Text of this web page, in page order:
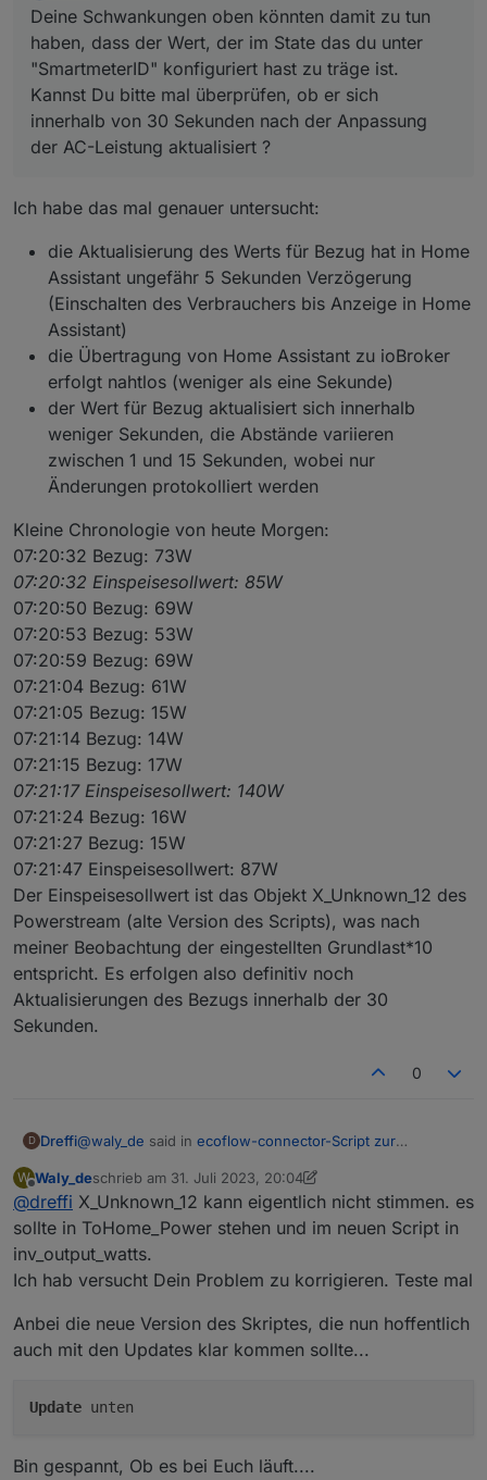
Deine Schwankungen oben könnten damit zu tun
haben, dass der Wert, der im State das du unter
"SmartmeterID" konfiguriert hast zu träge ist.
Kannst Du bitte mal überprüfen, ob er sich
innerhalb von 30 Sekunden nach der Anpassung
der AC-Leistung aktualisiert ?
Ich habe das mal genauer untersucht:
die Aktualisierung des Werts für Bezug hat in Home
Assistant ungefähr 5 Sekunden Verzögerung
(Einschalten des Verbrauchers bis Anzeige in Home
Assistant)
die Übertragung von Home Assistant zu ioBroker
erfolgt nahtlos (weniger als eine Sekunde)
der Wert für Bezug aktualisiert sich innerhalb
weniger Sekunden, die Abstände variieren
zwischen 1 und 15 Sekunden, wobei nur
Änderungen protokolliert werden
Kleine Chronologie von heute Morgen:
07:20:32 Bezug: 73W
07:20:32 Einspeisesollwert: 85W
07:20:50 Bezug: 69W
07:20:53 Bezug: 53W
07:20:59 Bezug: 69W
07:21:04 Bezug: 61W
07:21:05 Bezug: 15W
07:21:14 Bezug: 14W
07:21:15 Bezug: 17W
07:21:17 Einspeisesollwert: 140W
07:21:24 Bezug: 16W
07:21:27 Bezug: 15W
07:21:47 Einspeisesollwert: 87W
Der Einspeisesollwert ist das Objekt X_Unknown_12 des
Powerstream (alte Version des Scripts), was nach
meiner Beobachtung der eingestellten Grundlast*10
entspricht. Es erfolgen also definitiv noch
Aktualisierungen des Bezugs innerhalb der 30
Sekunden.
0
D Dreffi@waly_de said in ecoflow-connector-Script zur
@dreffi
Deine Schwankungen oben könnten damit zu tun
haben, dass der Wert, der im State das du unter
"SmartmeterID" konfiguriert hast zu träge ist.
Kannst Du bitte mal überprüfen, ob er sich
der AC-Leistung aktualisiert ?
Ich habe das mal genauer untersucht:
die Aktualisierung des Werts für Bezug hat in Home
(Einschalten des Verbrauchers bis Anzeige in Home
Assistant)
die Übertragung von Home Assistant zu ioBroker
der Wert für Bezug aktualisiert sich innerhalb
Änderungen protokolliert werden
07:20:32 Bezug: 73W
07:20:32 Einspeisesollwert: 85W
07:20:50 Bezug: 69W
07:20:59 Bezug: 69W
07:21:14 Bezug: 14W
W
Offline
Waly_deschrieb am 31. Juli 2023, 20:04
zuletzt editiert von Waly_de8. Jan. 2023, 10:00
@dreffi X_Unknown_12 kann eigentlich nicht stimmen. es
sollte in ToHome_Power stehen und im neuen Script in
inv_output_watts.
Ich hab versucht Dein Problem zu korrigieren. Teste mal
Anbei die neue Version des Skriptes, die nun hoffentlich
auch mit den Updates klar kommen sollte...
Update unten
Bin gespannt, Ob es bei Euch läuft....